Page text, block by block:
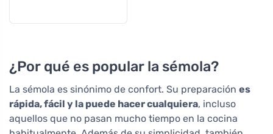
¿Por qué es popular la sémola?
La sémola es sinónimo de confort. Su preparación es
rápida, fácil y la puede hacer cualquiera, incluso
aquellos que no pasan mucho tiempo en la cocina